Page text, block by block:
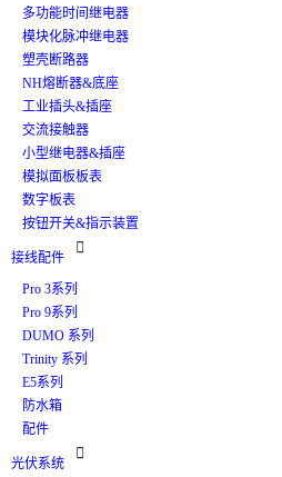
多功能时间继电器
模块化脉冲继电器
塑壳断路器
NH熔断器&底座
工业插头&插座
交流接触器
小型继电器&插座
模拟面板板表
数字板表
按钮开关&指示装置
接线配件

Pro 3系列
Pro 9系列
DUMO 系列
Trinity 系列
E5系列
防水箱
配件
光伏系统
